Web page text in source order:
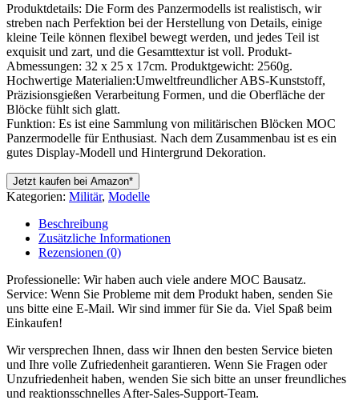
Produktdetails: Die Form des Panzermodells ist realistisch, wir
streben nach Perfektion bei der Herstellung von Details, einige
kleine Teile können flexibel bewegt werden, und jedes Teil ist
exquisit und zart, und die Gesamttextur ist voll. Produkt-
Abmessungen: 32 x 25 x 17cm. Produktgewicht: 2560g.
Hochwertige Materialien:Umweltfreundlicher ABS-Kunststoff,
Präzisionsgießen Verarbeitung Formen, und die Oberfläche der
Blöcke fühlt sich glatt.
Funktion: Es ist eine Sammlung von militärischen Blöcken MOC
Panzermodelle für Enthusiast. Nach dem Zusammenbau ist es ein
gutes Display-Modell und Hintergrund Dekoration.
Jetzt kaufen bei Amazon*
Kategorien: Militär, Modelle
Beschreibung
Zusätzliche Informationen
Rezensionen (0)
Professionelle: Wir haben auch viele andere MOC Bausatz.
Service: Wenn Sie Probleme mit dem Produkt haben, senden Sie
uns bitte eine E-Mail. Wir sind immer für Sie da. Viel Spaß beim
Einkaufen!
Wir versprechen Ihnen, dass wir Ihnen den besten Service bieten
und Ihre volle Zufriedenheit garantieren. Wenn Sie Fragen oder
Unzufriedenheit haben, wenden Sie sich bitte an unser freundliches
und reaktionsschnelles After-Sales-Support-Team.